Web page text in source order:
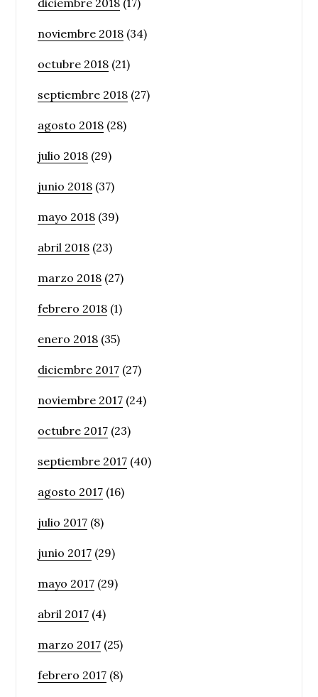
noviembre 2018 (34)
octubre 2018 (21)
septiembre 2018 (27)
agosto 2018 (28)
julio 2018 (29)
junio 2018 (37)
mayo 2018 (39)
abril 2018 (23)
marzo 2018 (27)
febrero 2018 (1)
enero 2018 (35)
diciembre 2017 (27)
noviembre 2017 (24)
octubre 2017 (23)
septiembre 2017 (40)
agosto 2017 (16)
julio 2017 (8)
junio 2017 (29)
mayo 2017 (29)
abril 2017 (4)
marzo 2017 (25)
febrero 2017 (8)